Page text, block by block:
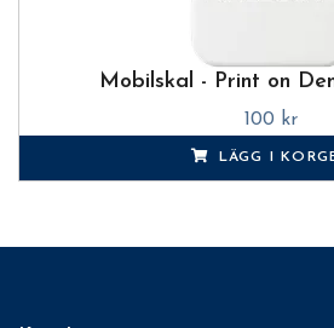
Mobilskal - Print on
100 kr
LÄGG I